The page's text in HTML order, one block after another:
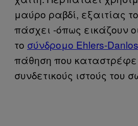
μαύρο ραβδί, εξαιτίας
πάσχει -όπως εικάζουν
το σύνδρομο Ehlers-Danlos
πάθηση που
συνδετικούς ιστούς του